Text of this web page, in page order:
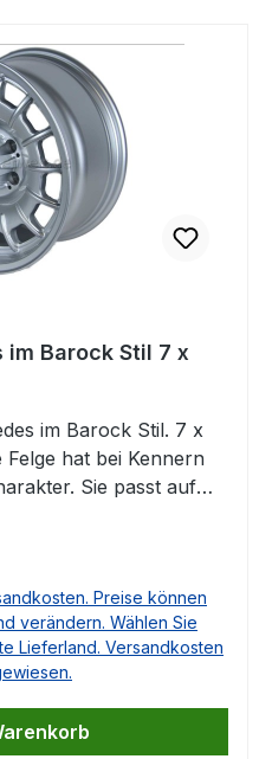
Barock Stil 7 x
im Barock Stil. 7 x
Felge hat bei Kennern
Sie passt auf
erfolgt OHNE
Die
finden Sie unten auf
Auch eine Lieferung als
teilen Sie uns mit,
sich handelt und wir
Preise können
verändern. Wählen Sie
Lieferland. Versandkosten